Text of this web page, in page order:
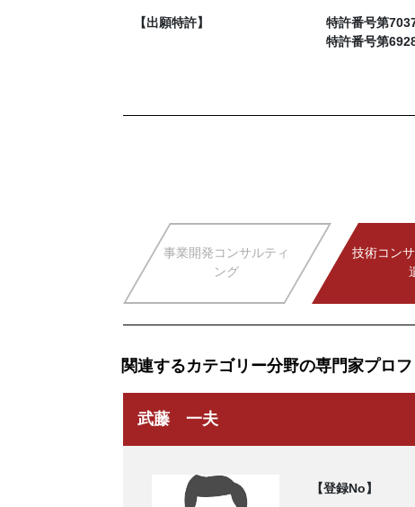
【出願特許】
特許番号第
特許番号第
事業開発コンサルティ
ング
技術コン
関連するカテゴリー分野の専門家プロ
武藤 一夫
【登録No】